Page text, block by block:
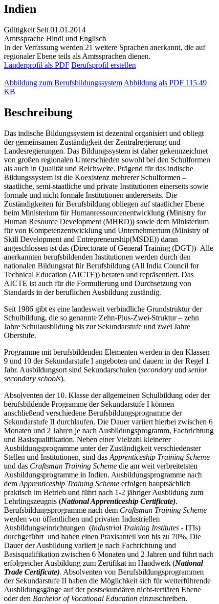
Indien
Gültigkeit Seit 01.01.2014
Amtssprache Hindi und Englisch
In der Verfassung werden 21 weitere Sprachen anerkannt, die auf
regionaler Ebene teils als Amtssprachen dienen.
Länderprofil als PDF Berufsprofil erstellen
Abbildung zum Berufsbildungssystem Abbildung als PDF 115.49
KB
Beschreibung
Das indische Bildungssystem ist dezentral organisiert und obliegt
der gemeinsamen Zuständigkeit der Zentralregierung und
Landesregierungen. Das Bildungssystem ist daher gekennzeichnet
von großen regionalen Unterschieden sowohl bei den Schulformen
als auch in Qualität und Reichweite. Prägend für das indische
Bildungssystem ist die Koexistenz mehrerer Schulformen –
staatliche, semi-staatliche und private Institutionen einerseits sowie
formale und nicht formale Institutionen andererseits. Die
Zuständigkeiten für Berufsbildung obliegen auf staatlicher Ebene
beim Ministerium für Humanressourcenentwicklung (Ministry for
Human Resource Development (MHRD)) sowie dem Ministerium
für von Kompetenzentwicklung und Unternehmertum (Ministry of
Skill Development and Entrepreneurship(MSDE)) daran
angeschlossen ist das (Directorate of General Training (DGT)) Alle
anerkannten berufsbildenden Institutionen werden durch den
nationalen Bildungsrat für Berufsbildung (All India Council for
Technical Education (AICTE)) beraten und repräsentiert. Das
AICTE ist auch für die Formulierung und Durchsetzung von
Standards in der beruflichen Ausbildung zuständig.
Seit 1986 gibt es eine landesweit verbindliche Grundstruktur der
Schulbildung, die so genannte Zehn-Plus-Zwei-Struktur – zehn
Jahre Schulausbildung bis zur Sekundarstufe und zwei Jahre
Oberstufe.
Programme mit berufsbildenden Elementen werden in den Klassen
9 und 10 der Sekundarstufe I angeboten und dauern in der Regel 1
Jahr. Ausbildungsort sind Sekundarschulen (secondary und senior
secondary schools).
Absolventen der 10. Klasse der allgemeinen Schulbildung oder der
berufsbildende Programme der Sekundarstufe I können
anschließend verschiedene Berufsbildungsprogramme der
Sekundarstufe II durchlaufen. Die Dauer variiert hierbei zwischen 6
Monaten und 2 Jahren je nach Ausbildungsprogramm, Fachrichtung
und Basisqualifikation. Neben einer Vielzahl kleinerer
Ausbildungsprogramme unter der Zuständigkeit verschiedenster
Stellen und Institutionen, sind das Apprenticeship Training Scheme
und das Craftsman Training Scheme die am weit verbreitetsten
Ausbildungsprogramme in Indien. Ausbildungsprogramme nach
dem Apprenticeship Training Scheme erfolgen hauptsächlich
praktisch im Betrieb und führt nach 1-2 jähriger Ausbildung zum
Lehrlingszeugnis (National Apprenticeship Certificate).
Berufsbildungsprogramme nach dem Craftsman Training Scheme
werden von öffentlichen und privaten Industriellen
Ausbildungseinrichtungen (Industrial Training Institutes - ITIs)
durchgeführt und haben einen Praxisanteil von bis zu 70%. Die
Dauer der Ausbildung variiert je nach Fachrichtung und
Basisqualifikation zwischen 6 Monaten und 2 Jahren und führt nach
erfolgreicher Ausbildung zum Zertifikat im Handwerk (National
Trade Certificate). Absolventen von Berufsbildungsprogrammen
der Sekundarstufe II haben die Möglichkeit sich für weiterführende
Ausbildungsgänge auf der postsekundären nicht-tertiären Ebene
oder den Bachelor of Vocational Education einzuschreiben.